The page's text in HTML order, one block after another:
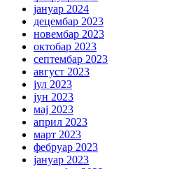
јануар 2024
децембар 2023
новембар 2023
октобар 2023
септембар 2023
август 2023
јул 2023
јун 2023
мај 2023
април 2023
март 2023
фебруар 2023
јануар 2023